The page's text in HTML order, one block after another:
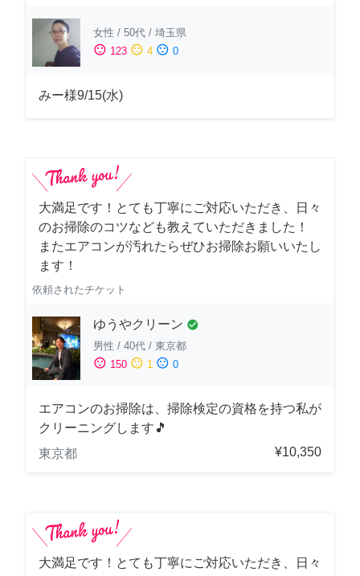
女性 / 50代 / 埼玉県
sentiment_satisfied 123 sentiment_neutral 4 sentiment_dissatisfied 0
みー様9/15(水)
大満足です！とても丁寧にご対応いただき、日々
のお掃除のコツなども教えていただきました！
またエアコンが汚れたらぜひお掃除お願いいたし
ます！
依頼されたチケット
ゆうやクリーン check_circle
男性 / 40代 / 東京都
sentiment_satisfied 150 sentiment_neutral 1 sentiment_dissatisfied 0
エアコンのお掃除は、掃除検定の資格を持つ私が
クリーニングします🎵
東京都
¥10,350
大満足です！とても丁寧にご対応いただき、日々